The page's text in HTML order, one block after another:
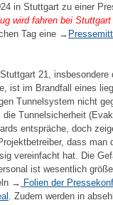
in Stuttgart zu einer
wird fahren bei Stuttgart
Tag eine →
21, insbesondere
ist im Brandfall eines
Tunnelsystem nicht
Tunnelsicherheit
entspräche, doch
dass man
vereinfacht hat. Die
ist wesentlich
→ Folien der
. Zudem werden in